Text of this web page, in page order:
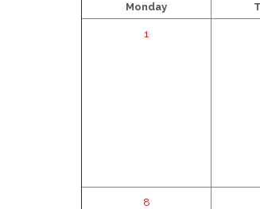
Monday
1
8